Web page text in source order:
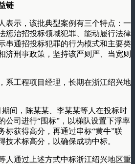
链
表示，该批典型案例有三个特点：一
惩治招投标领域犯罪、能动履行法律
串通招投标犯罪的行为模式和主要类
济刑事政策，坚持该严则严、当宽则
系工程项目经理，长期在浙江绍兴地
期间，陈某某、李某某等人在投标时
公司进行“围标”，以梯队设置下浮率
标获得高分，再通过串标“黄牛”联
技术标高分，以确保成功中标。
人通过上述方式中标浙江绍兴地区重